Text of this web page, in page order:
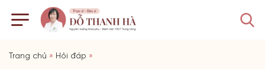
Trang chủ » Hỏi đáp »